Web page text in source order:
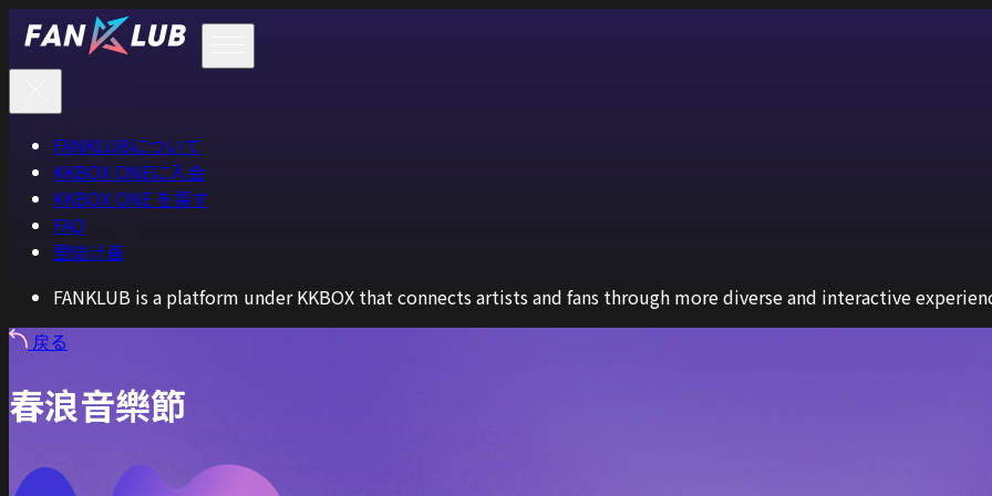
FANKLUBについて
KKBOX ONEに入会
KKBOX ONE を探す
FAQ
登陆计画
FANKLUB is a platform under KKBOX that connects artists and fans through more diverse and interactive
戻る
春浪音樂節